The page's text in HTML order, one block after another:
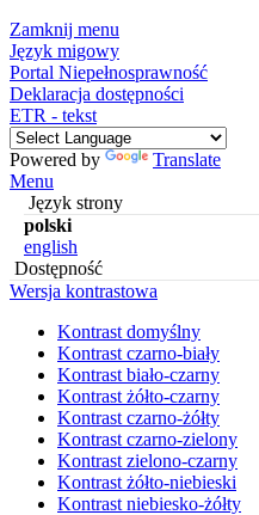
Zamknij menu
Język migowy
Portal Niepełnosprawność
Deklaracja dostępności
ETR - tekst
Powered by
Translate
Menu
Język strony
polski
english
Dostępność
Wersja kontrastowa
Kontrast domyślny
Kontrast czarno-biały
Kontrast biało-czarny
Kontrast żółto-czarny
Kontrast czarno-żółty
Kontrast czarno-zielony
Kontrast zielono-czarny
Kontrast żółto-niebieski
Kontrast niebiesko-żółty